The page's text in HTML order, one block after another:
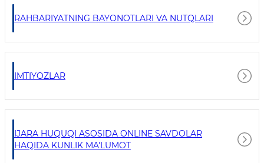
RAHBARIYATNING BAYONOTLARI VA NUTQLARI
IMTIYOZLAR
IJARA HUQUQI ASOSIDA ONLINE SAVDOLAR
HAQIDA KUNLIK MA'LUMOT